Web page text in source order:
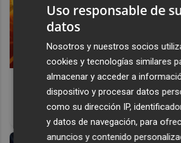
Corepunk MMORPG
Un verdadero MMORPG de la vieja
antes, pero mejor!
Uso responsable de
datos
Nosotros y nuestros socios
cookies y tecnologías similares
almacenar y acceder a
dispositivo y procesar datos
como su dirección IP,
y datos de navegación, para
anuncios y contenido